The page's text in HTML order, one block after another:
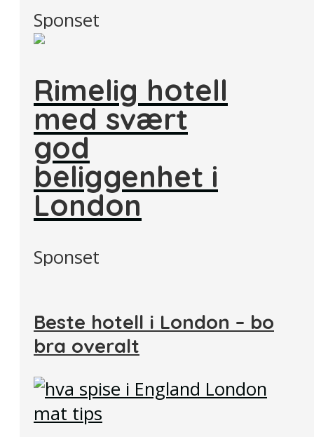
Sponset
Rimelig hotell
med svært
god
beliggenhet i
London
Sponset
Beste hotell i London – bo
bra overalt